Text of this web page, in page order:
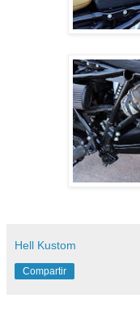
Hell Kustom
Compartir